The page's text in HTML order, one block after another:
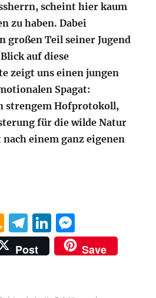
scheint hier kaum
zu haben. Dabei
großen Teil seiner Jugend
auf diese
zeigt uns einen jungen
Spagat:
strengem Hofprotokoll,
für die wilde Natur
einem ganz eigenen
der Königskinder: auf
A
m
a
T
el
e
Li
n
k
e
ss
Post Save